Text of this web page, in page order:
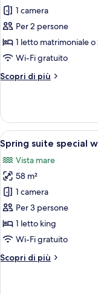
per
Villa
Odak
Deluxe
Room
Terrace
1 camera
Per 2 persone
1 letto matrimoniale
Wi-Fi gratuito
Scopri di più
Altri
Odak
Deluxe
Double
Room
Sea
View,
Terrace
Apri
tutte
le
foto
per
Spring
suite
special
airport
4
Spring suite special
Vista mare
58 m²
1 camera
Per 3 persone
1 letto king
Wi-Fi gratuito
Scopri di più
Altri